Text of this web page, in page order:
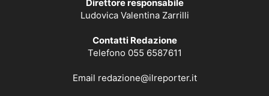
Direttore responsabile
Ludovica Valentina Zarrilli
Contatti Redazione
Telefono 055 6587611
Email redazione@ilreporter.it